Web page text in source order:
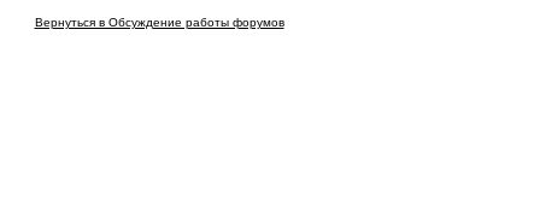
Вернуться в Обсуждение работы форумов